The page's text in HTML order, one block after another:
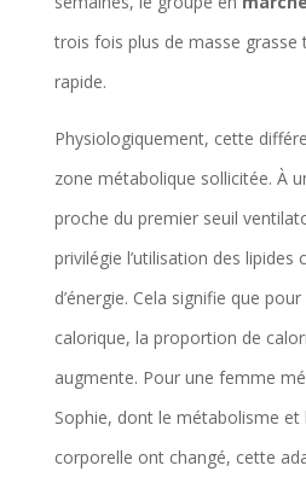
trois fois plus de masse grasse
rapide.
Physiologiquement, cette
zone métabolique sollicitée. À
proche du premier seuil
privilégie l’utilisation des lipides
d’énergie. Cela signifie que
calorique, la proportion de
augmente. Pour une femme
Sophie, dont le métabolisme
corporelle ont changé, cette